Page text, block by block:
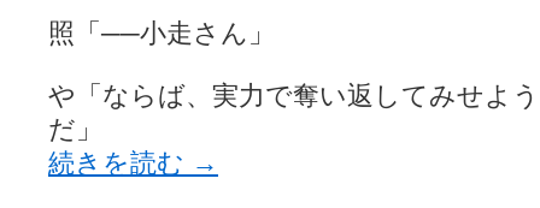
照「──小走さん」
や「ならば、実力で奪い返してみせよ
だ」
続きを読む →